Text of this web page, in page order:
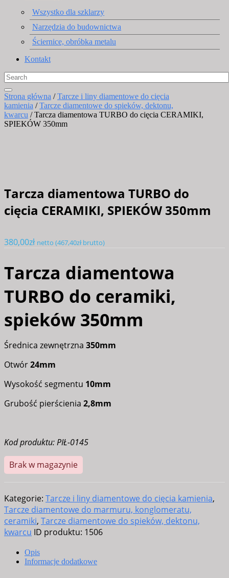
Wszystko dla szklarzy
Narzędzia do budownictwa
Ściernice, obróbka metalu
Kontakt
Strona główna /Tarcze i liny diamentowe do cięcia
kamienia /Tarcze diamentowe do spieków, dektonu,
kwarcu / Tarcza diamentowa TURBO do cięcia CERAMIKI,
SPIEKÓW 350mm
Tarcza diamentowa TURBO do
cięcia CERAMIKI, SPIEKÓW 350mm
380,00zł netto (467,40złbrutto)
Tarcza diamentowa
TURBO do ceramiki,
spieków 350mm
Średnica zewnętrzna 350mm
Otwór24mm
Wysokość segmentu 10mm
Grubość pierścienia 2,8mm
Kod produktu: PIŁ-0145
Brak w magazynie
Kategorie: Tarcze i liny diamentowe do cięcia kamienia,
Tarcze diamentowe do marmuru, konglomeratu,
ceramiki, Tarcze diamentowe do spieków, dektonu,
kwarcu ID produktu: 1506
Opis
Informacje dodatkowe